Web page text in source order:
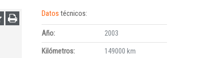
Datostécnicos:
Año:
2003
Kilómetros:
149000 km